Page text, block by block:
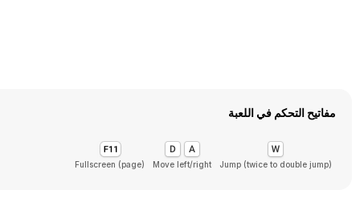
مفاتيح التحكم في اللعبة
Jump (twice to double jump)
Move left/right
Fullscreen (page)